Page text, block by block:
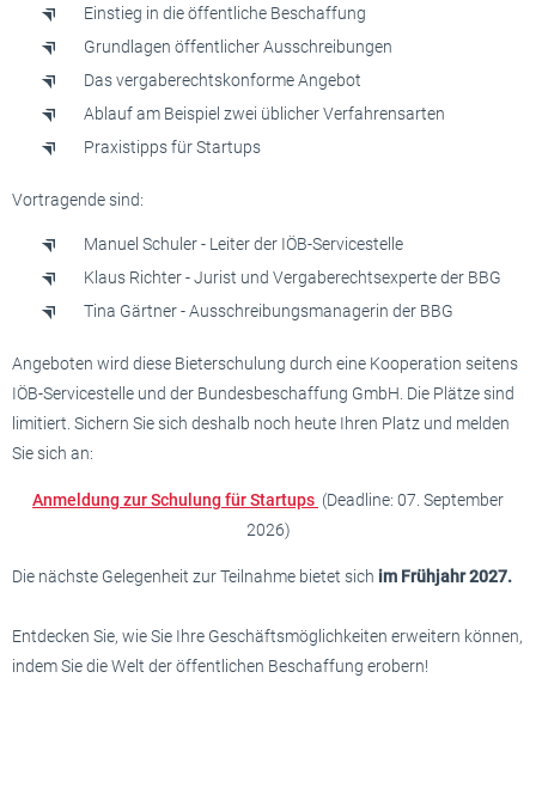
Einstieg in die öffentliche Beschaffung
Grundlagen öffentlicher Ausschreibungen
Das vergaberechtskonforme Angebot
Ablauf am Beispiel zwei üblicher Verfahrensarten
Praxistipps für Startups
Vortragende sind:
Manuel Schuler - Leiter der IÖB-Servicestelle
Klaus Richter - Jurist und Vergaberechtsexperte der BBG
Tina Gärtner - Ausschreibungsmanagerin der BBG
Angeboten wird diese Bieterschulung durch eine Kooperation seitens
IÖB-Servicestelle und der Bundesbeschaffung GmbH. Die Plätze sind
limitiert. Sichern Sie sich deshalb noch heute Ihren Platz und melden
Sie sich an:
Anmeldung zur Schulung für Startups (Deadline: 07. September
2026)
Die nächste Gelegenheit zur Teilnahme bietet sich im Frühjahr 2027.
Entdecken Sie, wie Sie Ihre Geschäftsmöglichkeiten erweitern können,
indem Sie die Welt der öffentlichen Beschaffung erobern!